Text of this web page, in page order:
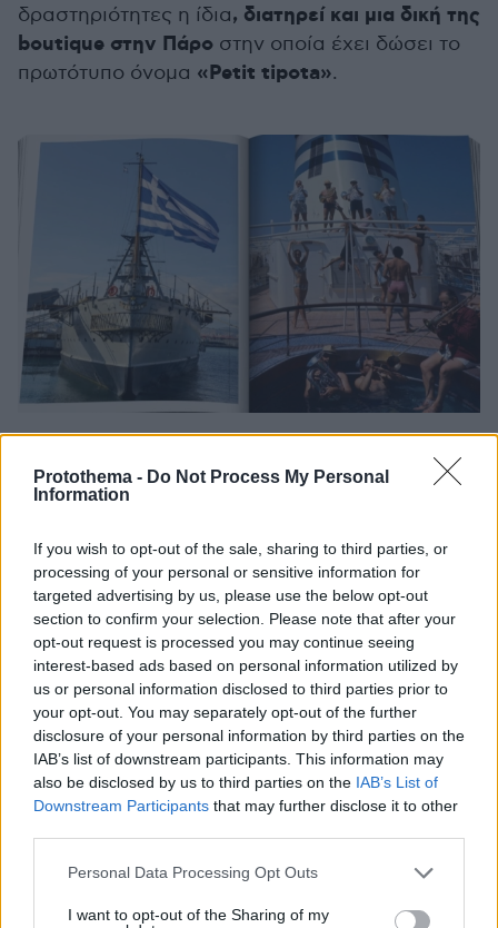
Protothema - Do Not Process My Personal
Information
If you wish to opt-out of the sale, sharing to third parties, or
processing of your personal or sensitive information for
targeted advertising by us, please use the below opt-out
section to confirm your selection. Please note that after your
opt-out request is processed you may continue seeing
interest-based ads based on personal information utilized by
us or personal information disclosed to third parties prior to
your opt-out. You may separately opt-out of the further
disclosure of your personal information by third parties on the
IAB’s list of downstream participants. This information may
also be disclosed by us to third parties on the IAB’s List of
Downstream Participants that may further disclose it to other
Please note that this website/app uses one or more Google
not limited to your visit or usage behaviour. You may click to
Personal Data Processing Opt Outs
I want to opt-out of the Sharing of my
δραστηριότητες η ίδια, διατηρεί και μια δική της
boutique στην Πάρο στην οποία έχει δώσει το
πρωτότυπο όνομα «Petit tipota».
Βιβλία για την Ελλάδα
Είναι η δεύτερη φορά που οι εκδόσεις
Assoulineασχολούνται με την Ελλάδα.
Πριν